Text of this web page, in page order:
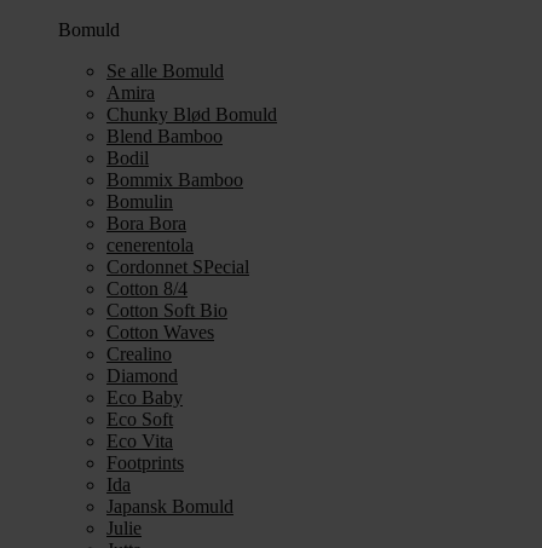
Bomuld
Se alle Bomuld
Amira
Chunky Blød Bomuld
Blend Bamboo
Bodil
Bommix Bamboo
Bomulin
Bora Bora
cenerentola
Cordonnet SPecial
Cotton 8/4
Cotton Soft Bio
Cotton Waves
Crealino
Diamond
Eco Baby
Eco Soft
Eco Vita
Footprints
Ida
Japansk Bomuld
Julie